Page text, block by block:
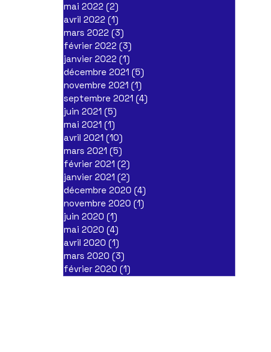
mai 2022 (2)
avril 2022 (1)
mars 2022 (3)
février 2022 (3)
janvier 2022 (1)
décembre 2021 (5)
novembre 2021 (1)
septembre 2021 (4)
juin 2021 (5)
mai 2021 (1)
avril 2021 (10)
mars 2021 (5)
février 2021 (2)
janvier 2021 (2)
décembre 2020 (4)
novembre 2020 (1)
juin 2020 (1)
mai 2020 (4)
avril 2020 (1)
mars 2020 (3)
février 2020 (1)